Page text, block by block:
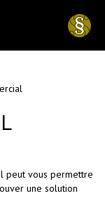
peut vous permettre
une solution